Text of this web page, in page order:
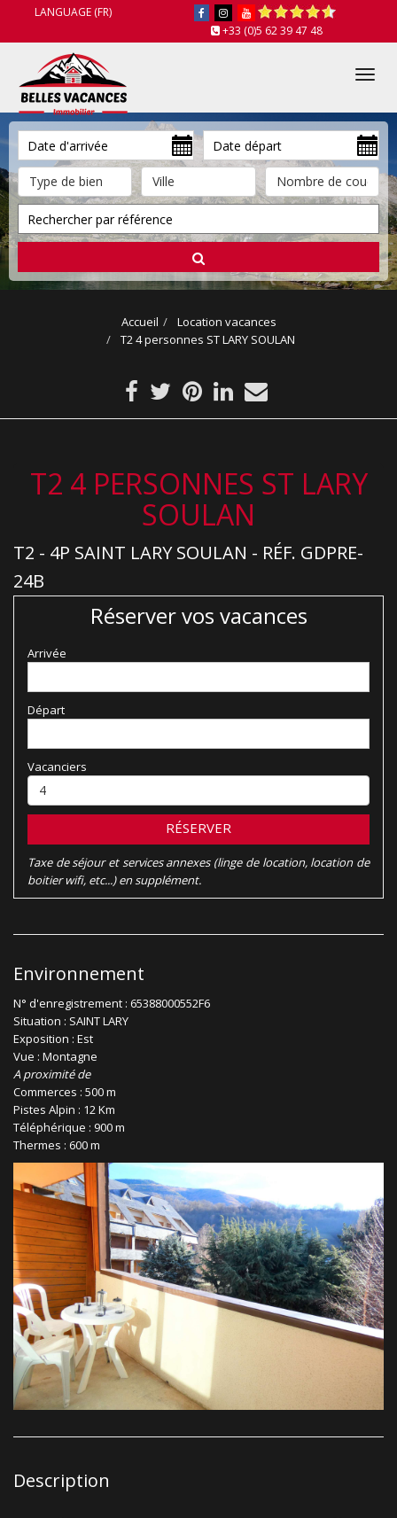
LANGUAGE (FR)
+33 (0)5 62 39 47 48
Accueil
Location vacances
T2 4 personnes ST LARY SOULAN
T2 4 PERSONNES ST LARY
SOULAN
T2 - 4P SAINT LARY SOULAN - RÉF. GDPRE-
24B
Réserver vos vacances
Arrivée
Départ
Vacanciers
RÉSERVER
Taxe de séjour et services annexes (linge de location, location de
boitier wifi, etc...) en supplément.
Environnement
N° d'enregistrement : 65388000552F6
Situation : SAINT LARY
Exposition : Est
Vue : Montagne
A proximité de
Commerces : 500 m
Pistes Alpin : 12 Km
Téléphérique : 900 m
Thermes : 600 m
Description